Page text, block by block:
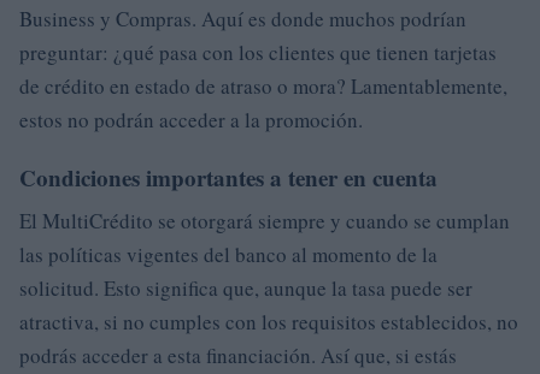
Business y Compras. Aquí es donde muchos podrían
preguntar: ¿qué pasa con los clientes que tienen tarjetas
de crédito en estado de atraso o mora? Lamentablemente,
estos no podrán acceder a la promoción.
Condiciones importantes a tener en cuenta
El MultiCrédito se otorgará siempre y cuando se cumplan
las políticas vigentes del banco al momento de la
solicitud. Esto significa que, aunque la tasa puede ser
atractiva, si no cumples con los requisitos establecidos, no
podrás acceder a esta financiación. Así que, si estás